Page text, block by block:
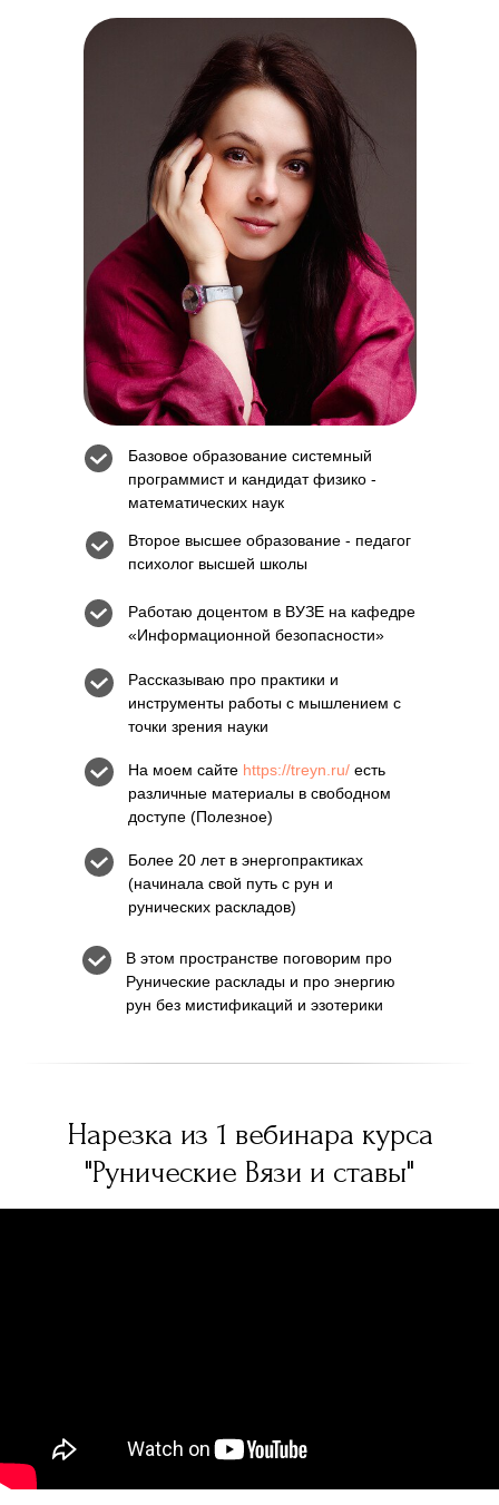
Базовое образование системный
программист и кандидат физико -
математических наук
Второе высшее образование - педагог
психолог высшей школы
Работаю доцентом в ВУЗЕ на кафедре
«Информационной безопасности»
Рассказываю про практики и
инструменты работы с мышлением с
точки зрения науки
На моем сайте https://treyn.ru/ есть
различные материалы в свободном
доступе (Полезное)
Более 20 лет в энергопрактиках
(начинала свой путь с рун и
рунических раскладов)
В этом пространстве поговорим про
Рунические расклады и про энергию
рун без мистификаций и эзотерики
Нарезка из 1 вебинара курса
"Рунические Вязи и ставы"